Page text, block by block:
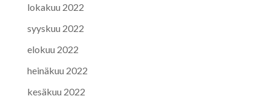
lokakuu 2022
syyskuu 2022
elokuu 2022
heinäkuu 2022
kesäkuu 2022